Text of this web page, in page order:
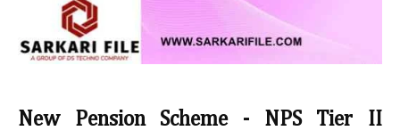
New Pension Scheme - NPS Tier II